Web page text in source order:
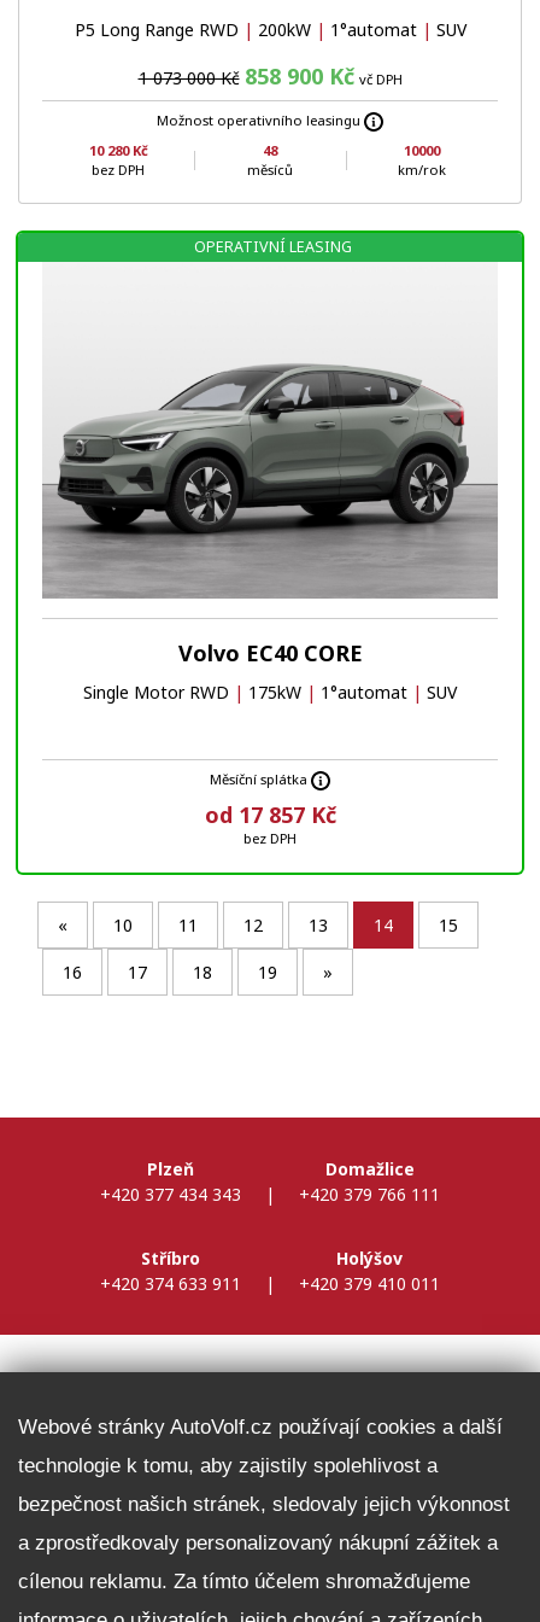
P5 Long Range RWD | 200kW | 1°automat | SUV
1 073 000 Kč 858 900 Kč vč DPH
Možnost operativního leasingu
10 280 Kč
bez DPH
48
měsíců
10000
km/rok
Volvo EC40 CORE
Single Motor RWD | 175kW | 1°automat | SUV
Měsíční splátka
od 17 857 Kč
bez DPH
OPERATIVNÍ LEASING
« 10 11 12 13 14 15
16 17 18 19 »
Plzeň
+420 377 434 343
|
Domažlice
+420 379 766 111
Stříbro
+420 374 633 911
|
Holýšov
+420 379 410 011
Fleet program Škoda
Nabídka zaměstnání
Facebook
Reklamační řád
Webové stránky AutoVolf.cz používají cookies a další
technologie k tomu, aby zajistily spolehlivost a
bezpečnost našich stránek, sledovaly jejich výkonnost
a zprostředkovaly personalizovaný nákupní zážitek a
cílenou reklamu. Za tímto účelem shromažďujeme